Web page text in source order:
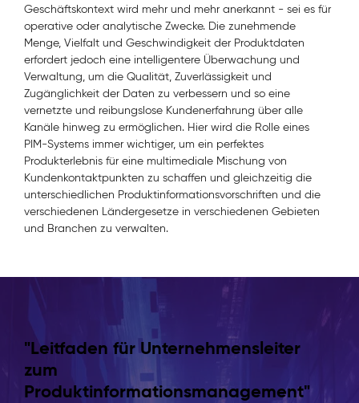
Geschäftskontext wird mehr und mehr anerkannt - sei es für
operative oder analytische Zwecke. Die zunehmende
Menge, Vielfalt und Geschwindigkeit der Produktdaten
erfordert jedoch eine intelligentere Überwachung und
Verwaltung, um die Qualität, Zuverlässigkeit und
Zugänglichkeit der Daten zu verbessern und so eine
vernetzte und reibungslose Kundenerfahrung über alle
Kanäle hinweg zu ermöglichen. Hier wird die Rolle eines
PIM-Systems immer wichtiger, um ein perfektes
Produkterlebnis für eine multimediale Mischung von
Kundenkontaktpunkten zu schaffen und gleichzeitig die
unterschiedlichen Produktinformationsvorschriften und die
verschiedenen Ländergesetze in verschiedenen Gebieten
und Branchen zu verwalten.
"Leitfaden für Unternehmensleiter
zum
Produktinformationsmanagement"